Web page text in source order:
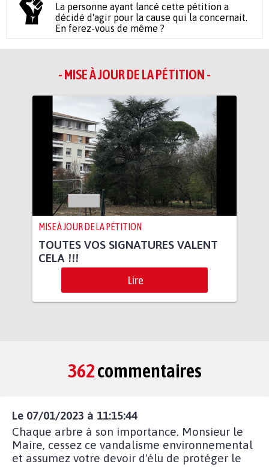
La personne ayant lancé cette pétition a
décidé d'agir pour la cause qui la concernait.
En ferez-vous de même ?
- MISE À JOUR DE LA PÉTITION -
MISE À JOUR DE LA PÉTITION
TOUTES VOS SIGNATURES VALENT
CELA !!!
Lire
362commentaires
Le 07/01/2023 à 11:15:44
Chaque arbre à son importance. Monsieur le
Maire, cessez ce vandalisme environnemental
et assumez votre devoir d'élu de protéger le